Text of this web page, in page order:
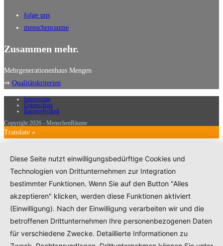
folge uns
menschenraume
Zusammen mehr.
Mehrgenerationenhaus Mengen
⇒ Qualitätskriterien
Impressum
Datenschutz
Barrierefreiheit
Copyright 2026 - MenschenRäume
Translate »
Diese Seite nutzt einwilligungsbedürftige Cookies und
Technologien von Drittunternehmen zur Integration
bestimmter Funktionen. Wenn Sie auf den Button "Alles
akzeptieren" klicken, werden diese Funktionen aktiviert
(Einwilligung). Nach der Einwilligung verarbeiten wir und die
betroffenen Drittunternehmen Ihre personenbezogenen Daten
für verschiedene Zwecke. Detaillierte Informationen zu